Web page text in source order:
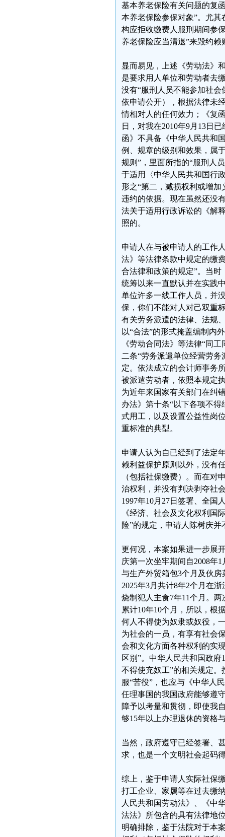
基本养老保险有关问题的复
本养老保险参保对象”。尤
构应拒收缴费人服刑期间参
养老保险应当清退”来毁约赖
显而易见，上述《劳动法》
是要求用人单位和劳动者去
没有“服刑人员不能参加社会
依申请公开），根据法律未
情相对人的任何效力；《复
日，对我在2010年9月13日
函》不具备《中华人民共和
例、规章的级别和效果，属
规则”，里面所指的“服刑人
于适用〈中华人民共和国行
形之“第二，减损权利或增
违约的依据。现在虽然还没
法关于适用行政诉讼的《解
照的。
申请人在与被申请人的工作
法》等法律条款中规定的缴
合法律和政策的规定”。当
统筹以来一直默认并在实践
单位许多一线工作人员，并
保，你们不能对人对己双重
有关劳务派遣的法律、法规
以“合法”的形式掩盖编制内
《劳动合同法》等法律“同
二条“劳务派遣单位经营劳
定。依法成立的会计师事务
被派遣劳动者，依照本规定
为近年来国家有关部门在纠
办法》第十条“以下各项不
式用工，以及设置公益性岗
重标准的典型。
申请人认为自已经到了法定
赖利益保护原则以外，没有
（包括社保缴费）。而在对
治权利，并没有判决剥夺社
1997年10月27日签署、全国
《经济、社会及文化权利国
险”的规定，申请人陈树庆
更何况，本案如果进一步展
庆第一次坐牢期间自2008年
与生产外贸箱包3个月及伙房
2025年3月共计8年2个月在
烧制犯人主食7年11个月。
累计10年10个月，所以，根
何人不得使为奴隶或奴役，
为社会的一员，有享有社会
会和文化方面各种权利的实
区别”。中华人民共和国政
不得使充奴工”的相关规定
服“苦役”，也应与《中华人
任理事国的我国政府能够遵
障予以考量和贯彻，即使我
够15年以上办理退休的资格
当然，政府遵守已经签署、
求，也是一个文明社会起码
综上，鉴于申请人实际社保
打工企业、家属等在过去缴
人民共和国劳动法》、《中
法法》所包含的具有法律地
明确排除，鉴于法院对于本